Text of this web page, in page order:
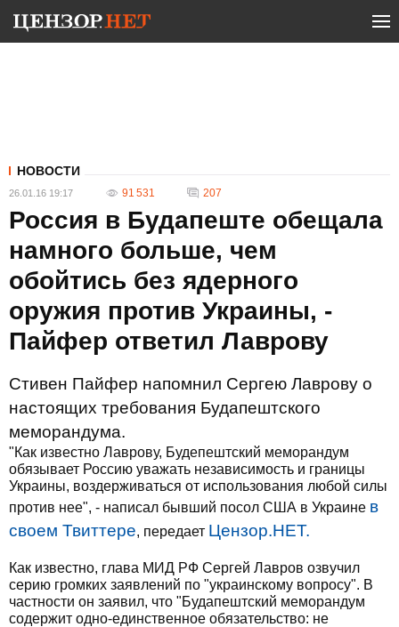
НОВОСТИ
26.01.16 19:17 91 531 207
Россия в Будапеште обещала
намного больше, чем
обойтись без ядерного
оружия против Украины, -
Пайфер ответил Лаврову
Стивен Пайфер напомнил Сергею Лаврову о
настоящих требования Будапештского
меморандума.
"Как известно Лаврову, Будепештский меморандум
обязывает Россию уважать независимость и границы
Украины, воздерживаться от использования любой силы
против нее", - написал бывший посол США в Украине в
своем Твиттере, передает Цензор.НЕТ.
Как известно, глава МИД РФ Сергей Лавров озвучил
серию громких заявлений по "украинскому вопросу". В
частности он заявил, что "Будапештский меморандум
содержит одно-единственное обязательство: не